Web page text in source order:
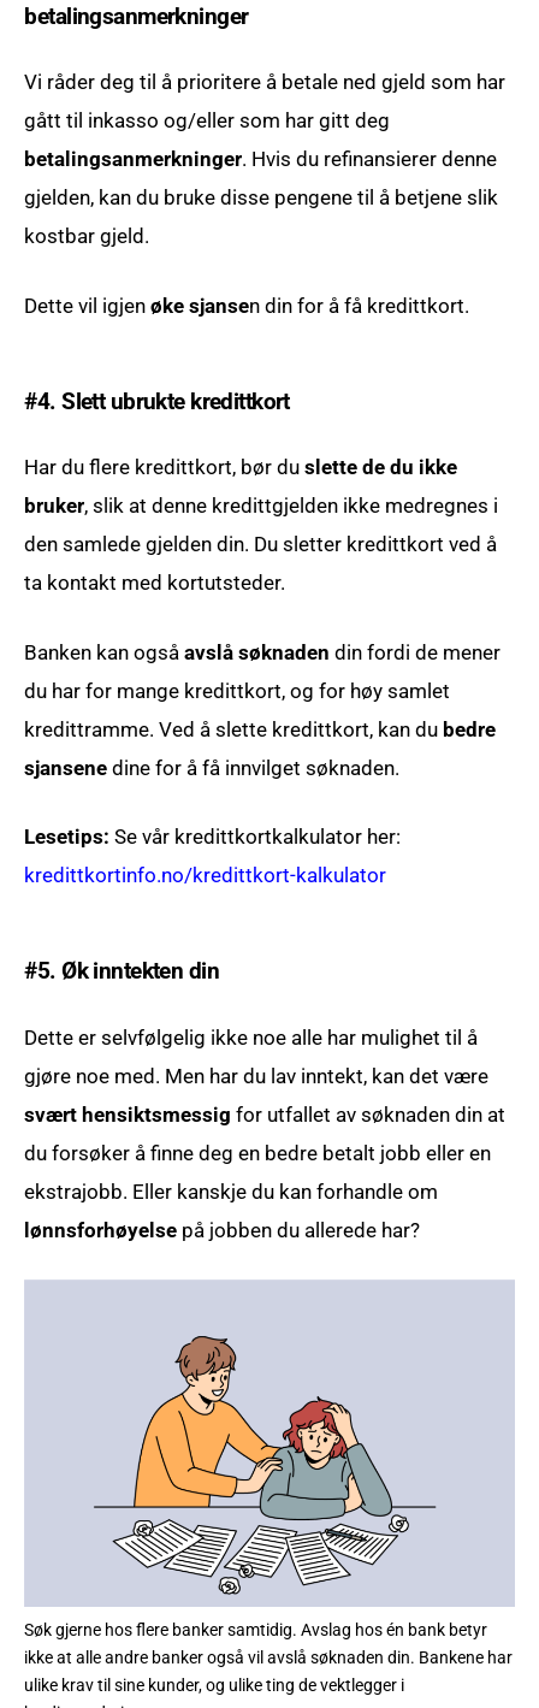
betalingsanmerkninger
Vi råder deg til å prioritere å betale ned gjeld som har
gått til inkasso og/eller som har gitt deg
betalingsanmerkninger. Hvis du refinansierer denne
gjelden, kan du bruke disse pengene til å betjene slik
kostbar gjeld.
Dette vil igjenøke sjansen din for å få kredittkort.
#4. Slett ubrukte kredittkort
Har du flere kredittkort, bør duslette de du ikke
bruker, slik at denne kredittgjelden ikke medregnes i
den samlede gjelden din. Du sletter kredittkort ved å
ta kontakt med kortutsteder.
Banken kan ogsåavslå søknaden din fordi de mener
du har for mange kredittkort, og for høy samlet
kredittramme. Ved å slette kredittkort, kan du bedre
sjansene dine for å få innvilget søknaden.
Lesetips: Se vår kredittkortkalkulator her:
kredittkortinfo.no/kredittkort-kalkulator
#5. Øk inntekten din
Dette er selvfølgelig ikke noe alle har mulighet til å
gjøre noe med. Men har du lav inntekt, kan det være
svært hensiktsmessig for utfallet av søknaden din at
du forsøker å finne deg en bedre betalt jobb eller en
ekstrajobb. Eller kanskje du kan forhandle om
lønnsforhøyelse på jobben du allerede har?
Søk gjerne hos flere banker samtidig. Avslag hos én bank betyr
ikke at alle andre banker også vil avslå søknaden din. Bankene har
ulike krav til sine kunder, og ulike ting de vektlegger i